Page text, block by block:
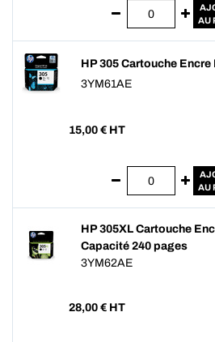
AU
HP 305 Cartouche Encre
3YM61AE
15,00 € HT
AU
HP 305XL Cartouche
Capacité 240 pages
3YM62AE
28,00 € HT